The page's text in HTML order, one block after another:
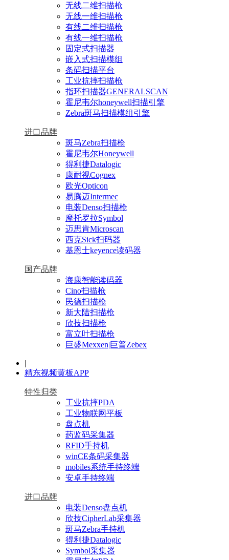
无线二维扫描枪
无线一维扫描枪
有线二维扫描枪
有线一维扫描枪
固定式扫描器
嵌入式扫描模组
条码扫描平台
工业抗摔扫描枪
指环扫描器GENERALSCAN
霍尼韦尔honeywell扫描引擎
Zebra斑马扫描模组引擎
进口品牌
斑马Zebra扫描枪
霍尼韦尔Honeywell
得利捷Datalogic
康耐视Cognex
欧光Opticon
易腾迈Intermec
电装Denso扫描枪
摩托罗拉Symbol
迈思肯Microscan
西克Sick扫码器
基恩士keyence读码器
国产品牌
海康智能读码器
Cino扫描枪
民德扫描枪
新大陆扫描枪
欣技扫描枪
富立叶扫描枪
巨盛Mexxen|巨普Zebex
|
精东视频黄板APP
特性归类
工业抗摔PDA
工业物联网平板
盘点机
药监码采集器
RFID手持机
winCE条码采集器
mobiles系统手持终端
安卓手持终端
进口品牌
电装Denso盘点机
欣技CipherLab采集器
斑马Zebra手持机
得利捷Datalogic
Symbol采集器